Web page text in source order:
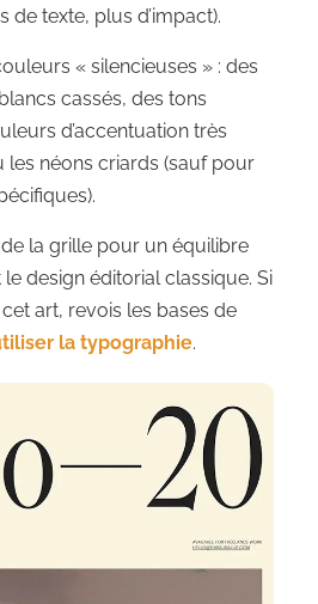
de texte, plus d’impact).
« silencieuses » : des
cassés, des tons
d’accentuation très
les néons criards (sauf pour
la grille pour un équilibre
design éditorial classique. Si
art, revois les bases de
la typographie.